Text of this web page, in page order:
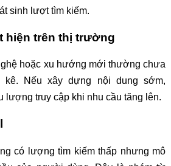
sinh lượt tìm kiếm.
hiện trên thị trường
hoặc xu hướng mới thường chưa
Nếu xây dựng nội dung sớm,
lượng truy cập khi nhu cầu tăng lên.
có lượng tìm kiếm thấp nhưng mô